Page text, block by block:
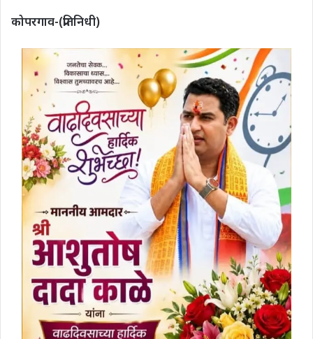
कोपरगाव-(प्रतिनिधी)